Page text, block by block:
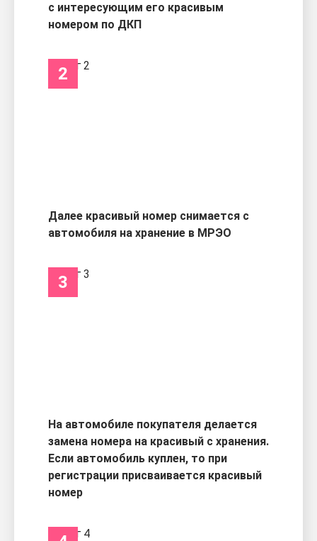
с интересующим его красивым
номером по ДКП
2
Далее красивый номер снимается с
автомобиля на хранение в МРЭО
3
На автомобиле покупателя делается
замена номера на красивый с хранения.
Если автомобиль куплен, то при
регистрации присваивается красивый
номер